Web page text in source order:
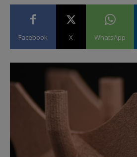
Facebook X WhatsApp